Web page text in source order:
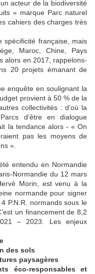
de la biodiversité
« marque Parc naturel
cahiers des charges très
française, mais
Maroc, Chine, Pays
alors en 2017, rappelons-
20 projets émanant de
en soulignant la
provient à 50 % de la
collectivités : d’où la
d’être en dialogue
la tendance alors - « On
pas les moyens de
».
en Normandie
Normandie du 12 mars
Morin, est venu à la
normande pour signer
P.N.R. normands sous le
un financement de 8,2
– 2023. Les enjeux
des sols
paysagères
éco-responsables et